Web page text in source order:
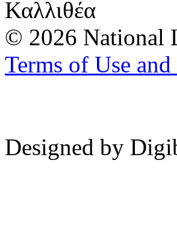
Καλλιθέα
© 2026 National
Terms of Use
Designed by